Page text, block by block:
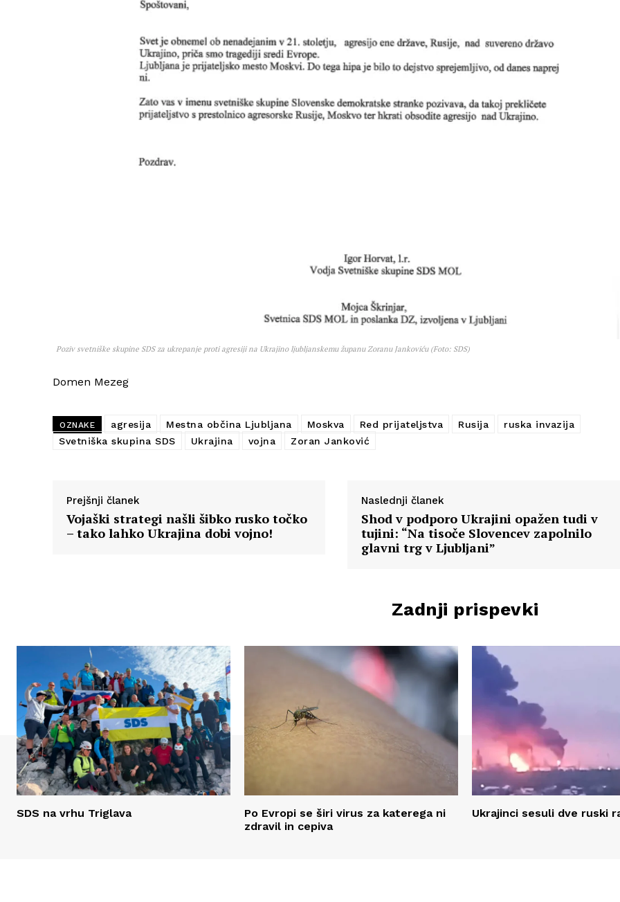
Poziv svetniške skupine SDS za ukrepanje proti agresiji na Ukrajino ljubljanskemu županu Zoranu Jankoviću (Foto: SDS)
Domen Mezeg
OZNAKE agresija Mestna občina Ljubljana Moskva Red prijateljstva Rusija
ruska invazija
Svetniška skupina SDS
Ukrajina vojna Zoran Janković
Prejšnji članek
Vojaški strategi našli šibko rusko točko
– tako lahko Ukrajina dobi vojno!
Naslednji članek
Shod v podporo Ukrajini opažen tudi v
tujini: “Na tisoče Slovencev zapolnilo
glavni trg v Ljubljani”
Zadnji prispevki
SDS na vrhu Triglava
Po Evropi se širi virus za katerega ni
zdravil in cepiva
Ukrajinci sesuli dve ruski